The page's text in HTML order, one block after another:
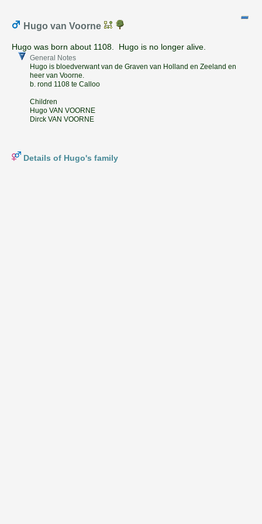
Hugo van Voorne
Hugo was born about 1108. Hugo is no longer alive.
General Notes
Hugo is bloedverwant van de Graven van Holland en Zeeland en
heer van Voorne.
b. rond 1108 te Calloo
Children
Hugo VAN VOORNE
Dirck VAN VOORNE
Details of Hugo's family